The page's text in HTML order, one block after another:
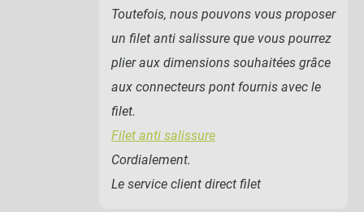
Toutefois, nous pouvons vous proposer
un filet anti salissure que vous pourrez
plier aux dimensions souhaitées grâce
aux connecteurs pont fournis avec le
filet.
Filet anti salissure
Cordialement.
Le service client direct filet